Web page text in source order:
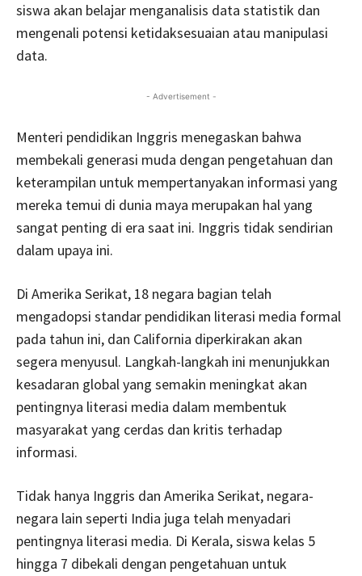
siswa akan belajar menganalisis data statistik dan
mengenali potensi ketidaksesuaian atau manipulasi
data.
- Advertisement -
Menteri pendidikan Inggris menegaskan bahwa
membekali generasi muda dengan pengetahuan dan
keterampilan untuk mempertanyakan informasi yang
mereka temui di dunia maya merupakan hal yang
sangat penting di era saat ini. Inggris tidak sendirian
dalam upaya ini.
Di Amerika Serikat, 18 negara bagian telah
mengadopsi standar pendidikan literasi media formal
pada tahun ini, dan California diperkirakan akan
segera menyusul. Langkah-langkah ini menunjukkan
kesadaran global yang semakin meningkat akan
pentingnya literasi media dalam membentuk
masyarakat yang cerdas dan kritis terhadap
informasi.
Tidak hanya Inggris dan Amerika Serikat, negara-
negara lain seperti India juga telah menyadari
pentingnya literasi media. Di Kerala, siswa kelas 5
hingga 7 dibekali dengan pengetahuan untuk